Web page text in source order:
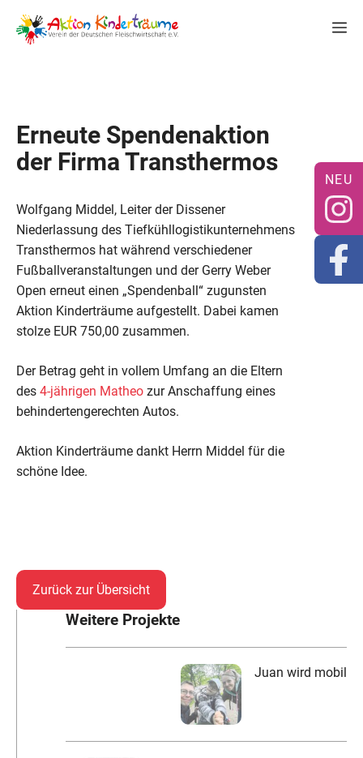
Inhalt
springen
Erneute Spendenaktion
der Firma Transthermos
Wolfgang Middel, Leiter der Dissener
Niederlassung des Tiefkühllogistikunternehmens
Transthermos hat während verschiedener
Fußballveranstaltungen und der Gerry Weber
Open erneut einen „Spendenball“ zugunsten
Aktion Kinderträume aufgestellt. Dabei kamen
stolze EUR 750,00 zusammen.
Der Betrag geht in vollem Umfang an die Eltern
des 4-jährigen Matheo zur Anschaffung eines
behindertengerechten Autos.
Aktion Kinderträume dankt Herrn Middel für die
schöne Idee.
Zurück zur Übersicht
Weitere Projekte
Juan wird mobil